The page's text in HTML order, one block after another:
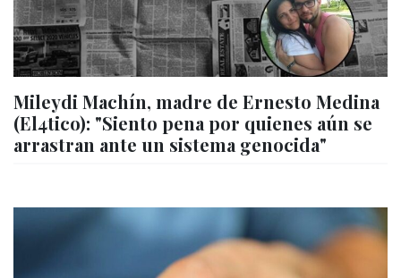
Mileydi Machín, madre de Ernesto Medina
(El4tico): "Siento pena por quienes aún se
arrastran ante un sistema genocida"